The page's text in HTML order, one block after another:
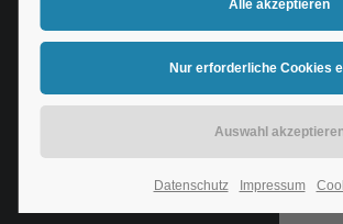
Datenschutz Impressum